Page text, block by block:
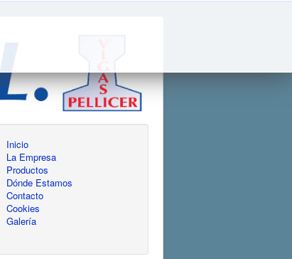
Inicio
La Empresa
Productos
Dónde Estamos
Contacto
Cookies
Galería